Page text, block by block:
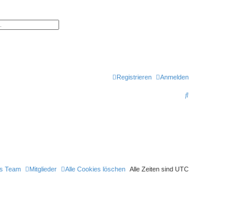
Suche
Anmelden
Registrieren
S
Alle Zeiten sind UTC
Alle Cookies löschen
Mitglieder
Team